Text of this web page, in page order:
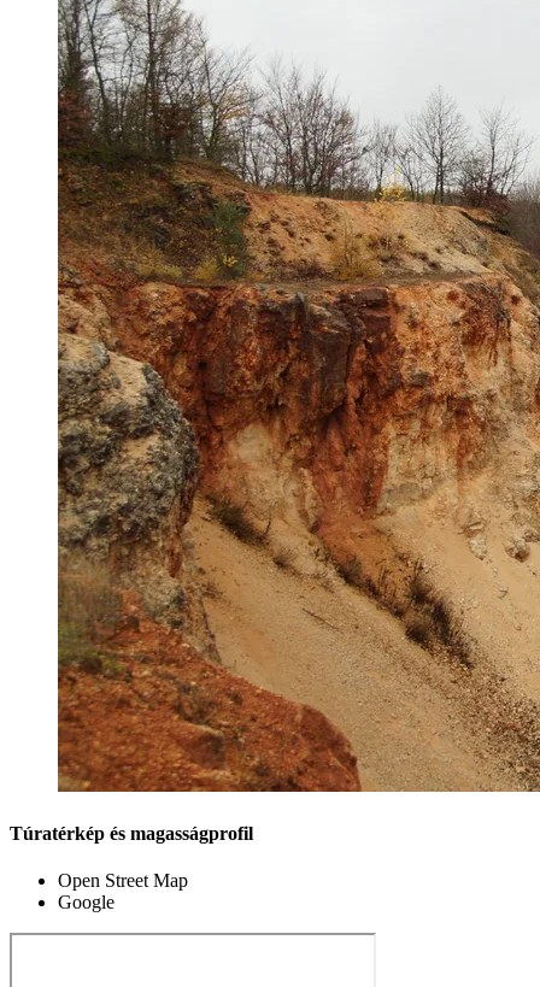
Túratérkép és magasságprofil
Open Street Map
Google